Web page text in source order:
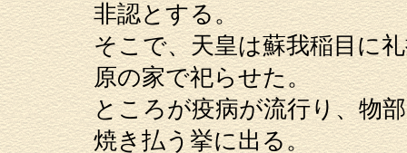
非認とする。
そこで、天皇は蘇我稲目に
原の家で祀らせた。
ところが疫病が流行り、物
焼き払う挙に出る。